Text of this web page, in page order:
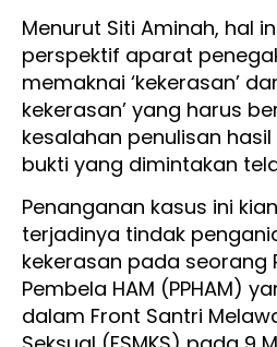
Menurut Siti Aminah, hal
perspektif aparat
memaknai ‘kekerasan’
kekerasan’ yang harus
kesalahan penulisan
bukti yang dimintakan
Penanganan kasus ini
terjadinya tindak
kekerasan pada seorang
Pembela HAM (PPHAM)
dalam Front Santri